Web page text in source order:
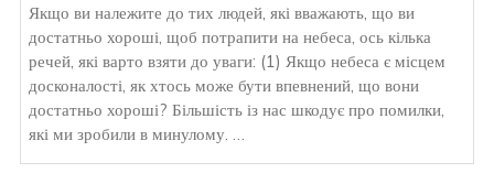
Якщо ви належите до тих людей, які вважають, що ви
достатньо хороші, щоб потрапити на небеса, ось кілька
речей, які варто взяти до уваги: (1) Якщо небеса є місцем
досконалості, як хтось може бути впевнений, що вони
достатньо хороші? Більшість із нас шкодує про помилки,
які ми зробили в минулому. …